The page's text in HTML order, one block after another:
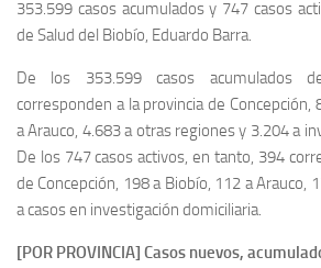
353.599 casos acumulados y 747 casos
de Salud del Biobío, Eduardo Barra.
De los 353.599 casos acumulados
corresponden a la provincia de Concepción,
a Arauco, 4.683 a otras regiones y 3.204 a
De los 747 casos activos, en tanto, 394
de Concepción, 198 a Biobío, 112 a Arauco,
a casos en investigación domiciliaria.
[POR PROVINCIA] Casos nuevos,